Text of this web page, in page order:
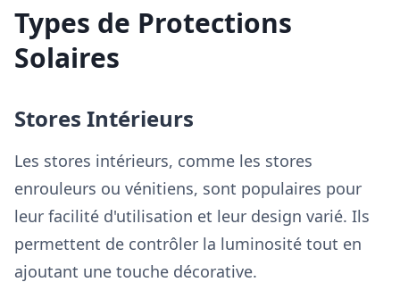
Types de Protections
Solaires
Stores Intérieurs
Les stores intérieurs, comme les stores
enrouleurs ou vénitiens, sont populaires pour
leur facilité d'utilisation et leur design varié. Ils
permettent de contrôler la luminosité tout en
ajoutant une touche décorative.